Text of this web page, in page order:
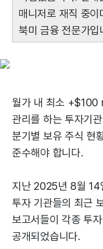
매니저로 재직 중
북미 금융 전문가입
월가 내 최소 +$100
관리를 하는 투자기
분기별 보유 주식 현
준수해야 합니다.
지난 2025년 8월 14
투자 기관들의 최근
보고서들이 각종 투
공개되었습니다.